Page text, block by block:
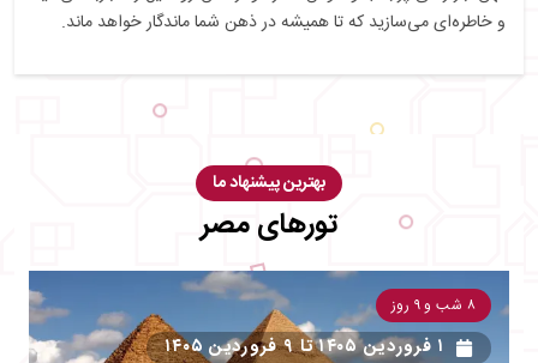
و خاطره‌ای می‌سازید که تا همیشه در ذهن شما ماندگار خواهد ماند.
بهترین پیشنهاد ما
تورهای مصر
۸ شب و ۹ روز
۱ فروردین ۱۴۰۵ تا۹ فروردین ۱۴۰۵